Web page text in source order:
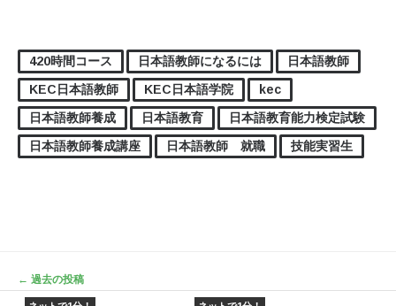
420時間コース 日本語教師になるには
日本語教師
KEC日本語教師
KEC日本語学院
kec
日本語教師養成
日本語教育
日本語教育能力検定試験
日本語教師養成講座
日本語教師 就職 技能実習生
← 過去の投稿